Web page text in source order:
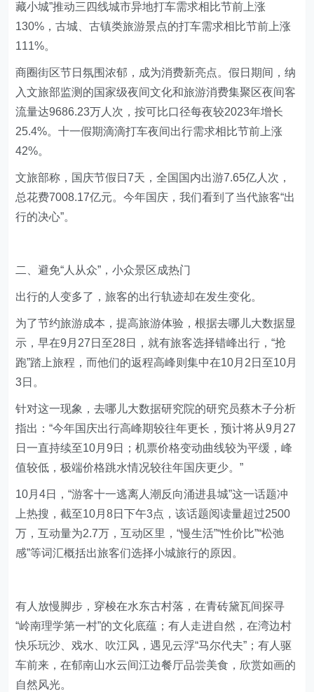
藏小城”推动三四线城市异地打车需求相比节前上涨
130%，古城、古镇类旅游景点的打车需求相比节前上涨
111%。
商圈街区节日氛围浓郁，成为消费新亮点。假日期间，纳
入文旅部监测的国家级夜间文化和旅游消费集聚区夜间客
流量达9686.23万人次，按可比口径每夜较2023年增长
25.4%。十一假期滴滴打车夜间出行需求相比节前上涨
42%。
文旅部称，国庆节假日7天，全国国内出游7.65亿人次，
总花费7008.17亿元。今年国庆，我们看到了当代旅客“出
行的决心”。
二、避免“人从众”，小众景区成热门
出行的人变多了，旅客的出行轨迹却在发生变化。
为了节约旅游成本，提高旅游体验，根据去哪儿大数据显
示，早在9月27日至28日，就有旅客选择错峰出行，“抢
跑”踏上旅程，而他们的返程高峰则集中在10月2日至10月
3日。
针对这一现象，去哪儿大数据研究院的研究员蔡木子分析
指出：“今年国庆出行高峰期较往年更长，预计将从9月27
日一直持续至10月9日；机票价格变动曲线较为平缓，峰
值较低，极端价格跳水情况较往年国庆更少。”
10月4日，“游客十一逃离人潮反向涌进县城”这一话题冲
上热搜，截至10月8日下午3点，该话题阅读量超过2500
万，互动量为2.7万，互动区里，“慢生活”“性价比”“松弛
感”等词汇概括出旅客们选择小城旅行的原因。
有人放慢脚步，穿梭在水东古村落，在青砖黛瓦间探寻
“岭南理学第一村”的文化底蕴；有人走进自然，在湾边村
快乐玩沙、戏水、吹江风，遇见云浮“马尔代夫”；有人驱
车前来，在郁南山水云间江边餐厅品尝美食，欣赏如画的
自然风光。